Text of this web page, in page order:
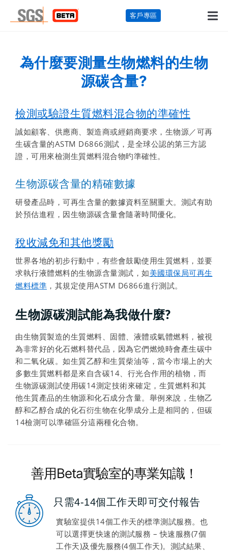
客戶專區
為什麼要測量生物燃料的生物
源碳含量?
檢測或驗證生質燃料混合物的準確性
誠如顧客、供應商、製造商或經銷商要求，生物源／可再
生碳含量的ASTM D6866測試，是全球公認的第三方認
證，可用來檢測生質燃料混合物旳準確性。
生物源碳含量的精確數據
研發產品時，可再生含量的數據資料至關重大。測試有助
於預估進程，因生物源碳含量會隨著時間優化。
稅收減免和其他獎勵
世界各地的初步行動中，有些會鼓勵使用生質燃料，並要
求執行液體燃料的生物源含量測試，如美國環保局可再生
燃料標準 ，其規定使用ASTM D6866進行測試。
生物源碳測試能為我做什麼?
由生物質製造的生質燃料、固體、液體或氣體燃料，被視
為非常好的化石燃料替代品，因為它們燃燒時會產生碳中
和二氧化碳。如生質乙醇和生質柴油等，當今市場上的大
多數生質燃料都是來自含碳14、行光合作用的植物，而
生物源碳測試使用碳14測定技術來確定，生質燃料和其
他生質產品的生物源和化石成分含量。舉例來說，生物乙
醇和乙醇合成的化石衍生物在化學成分上是相同的，但碳
14檢測可以準確區分這兩種化合物。
善用Beta實驗室的專業知識！
只需4-14個工作天即可交付報告
實驗室提供14個工作天的標準測試服務。也
可以選擇更快速的測試服務 – 快速服務(7個
工作天)及優先服務(4個工作天)。測試結果、